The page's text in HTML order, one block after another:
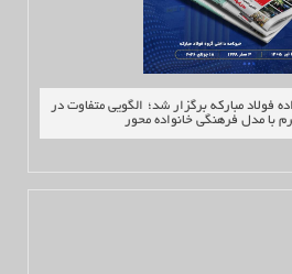
فولاد مبارکه برگزار شد؛ الگویی متفاوت در
با مدل فرهنگی خانواده محور